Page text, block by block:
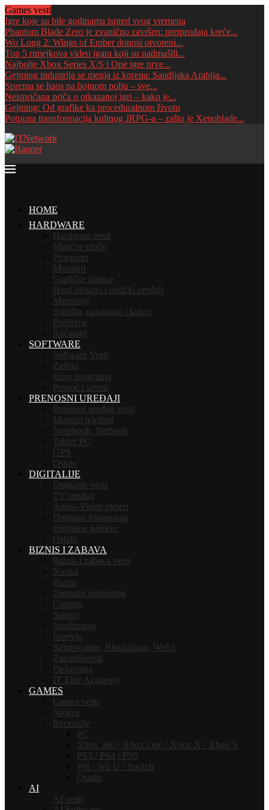
Games vesti
Igre koje su bile godinama ispred svog vremena
Phantom Blade Zero je zvanično završen: pretprodaja kreće...
Wo Long 2: Wings of Ember donosi otvoreni...
Top 5 rimejkova video igara koji su nadmašili...
Najbolje Xbox Series X/S i One igre prve...
Gejming industrija se menja iz korena: Saudijska Arabija...
Sprema se haos na bojnom polju – sve...
Neispričana priča o otkazanoj igri – kako je...
Gejming: Od grafike ka proceduralnom životu
Potpuna transformacija kultnog JRPG-a – zašto je Xenoblade...
HOME
HARDWARE
Hardware vesti
Matične ploče
Procesori
Monitori
Grafičke kartice
Hard diskovi i optički uređaji
Memorije
Kućišta, napajanja i kuleri
Periferije
Računari
SOFTWARE
Software Vesti
Zaštita
Izbor programa
Pomoć i saveti
PRENOSNI UREĐAJI
Prenosni uređaji vesti
Mobilni telefoni
Notebook, Netbook
Tablet PC
GPS
Ostalo
DIGITALIJE
Digitalije vesti
TV uređaji
Audio-Video plejeri
Digitalni fotoaparati
Digitalne kamere
Ostalo
BIZNIS I ZABAVA
Biznis i zabava vesti
Nauka
Biznis
Digitalni marketing
Cinema
Sajtovi
Istraživanja
Intervju
Kriptovalute, Blockchain, Web3
Zanimljivosti
Dešavanja
IT Elite Academy
GAMES
Games vesti
Najave
Recenzije
PC
Xbox 360 / Xbox One / Xbox X / Xbox S
PS3 / PS4 / PS5
Wii / Wii U / Switch
Ostalo
AI
AI vesti